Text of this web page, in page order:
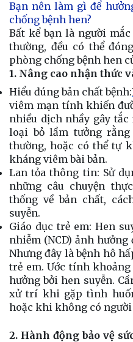
Bạn nên làm gì để
chống bệnh hen?
Bất kể bạn là người
thường, đều có thể
phòng chống bệnh hen
1. Nâng cao nhận thức
Hiểu đúng bản chất bệnh:
viêm mạn tính khiến
nhiều dịch nhầy gây
loại bỏ lầm tưởng
thường, hoặc có thể tự
kháng viêm bài bản.
Lan tỏa thông tin: Sử
những câu chuyện
thống về bản chất,
suyễn.
Giáo dục trẻ em: Hen
nhiễm (NCD) ảnh
Nhưng đây là bệnh hô
trẻ em. Ước tính
hưởng bởi hen suyễn.
xử trí khi gặp tình
hoặc khi không có người
2. Hành động bảo vệ